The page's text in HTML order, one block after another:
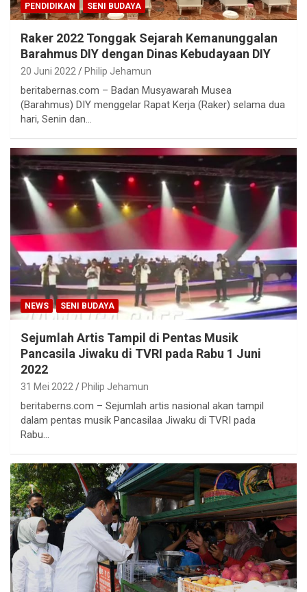
PENDIDIKAN SENI BUDAYA
Raker 2022 Tonggak Sejarah Kemanunggalan
Barahmus DIY dengan Dinas Kebudayaan DIY
20 Juni 2022 Philip Jehamun
beritabernas.com – Badan Musyawarah Musea
(Barahmus) DIY menggelar Rapat Kerja (Raker) selama dua
hari, Senin dan…
NEWS SENI BUDAYA
Sejumlah Artis Tampil di Pentas Musik
Pancasila Jiwaku di TVRI pada Rabu 1 Juni
2022
31 Mei 2022 Philip Jehamun
beritaberns.com – Sejumlah artis nasional akan tampil
dalam pentas musik Pancasilaa Jiwaku di TVRI pada
Rabu…